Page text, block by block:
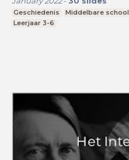
Geschiedenis Middelbare school
Leerjaar 3-6